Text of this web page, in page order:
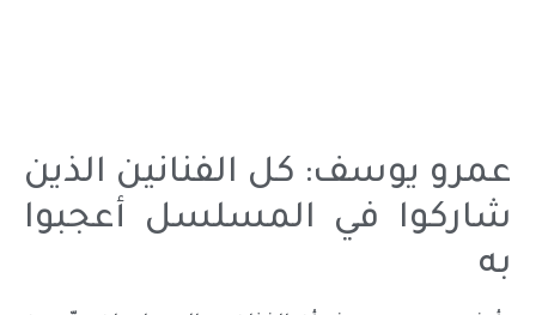
عمرو يوسف: كل الفنانين الذين
شاركوا في المسلسل أعجبوا
به